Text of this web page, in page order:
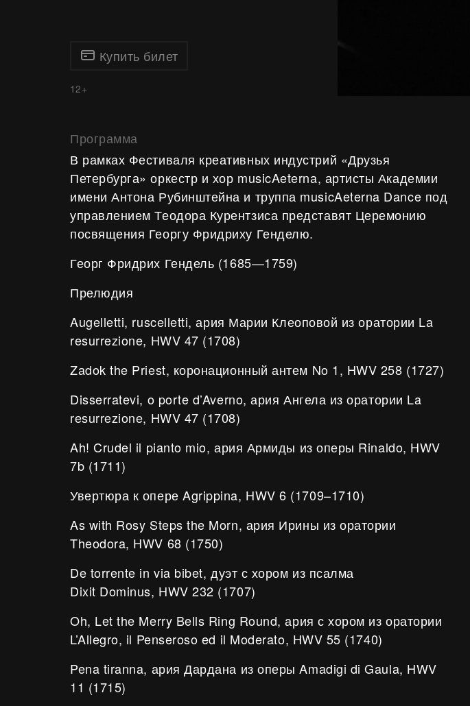
Купить билет
12+
Программа
В рамках Фестиваля креативных индустрий «Друзья
Петербурга» оркестр и хор musicAeterna, артисты Академии
имени Антона Рубинштейна и труппа musicAeterna Dance под
управлением Теодора Курентзиса представят Церемонию
посвящения Георгу Фридриху Генделю.
Георг Фридрих Гендель (1685—1759)
Прелюдия
Augelletti, ruscelletti, ария Марии Клеоповой из оратории La
resurrezione, HWV 47 (1708)
Zadok the Priest, коронационный антем No 1, HWV 258 (1727)
Disserratevi, o porte d’Averno, ария Ангела из оратории La
resurrezione, HWV 47 (1708)
Ah! Crudel il pianto mio, ария Армиды из оперы Rinaldo, HWV
7b (1711)
Увертюра к опере Agrippina, HWV 6 (1709–1710)
As with Rosy Steps the Morn, ария Ирины из оратории
Theodora, HWV 68 (1750)
De torrente in via bibet, дуэт с хором из псалма
Dixit Dominus, HWV 232 (1707)
Oh, Let the Merry Bells Ring Round, ария с хором из оратории
L’Allegro, il Penseroso ed il Moderato, HWV 55 (1740)
Pena tiranna, ария Дардана из оперы Amadigi di Gaula, HWV
11 (1715)